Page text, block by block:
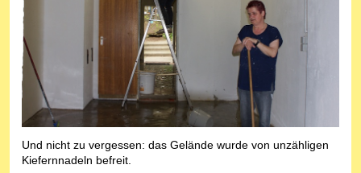
Und nicht zu vergessen: das Gelände wurde von unzähligen
Kiefernnadeln befreit.